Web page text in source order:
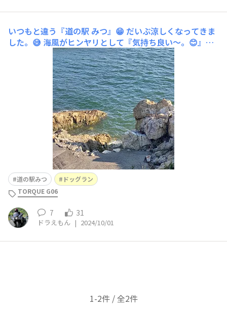
いつもと違う『道の駅 みつ』😁 だいぶ涼しくなってきま
した。😅 海風がヒンヤリとして『気持ち良い〜。😊』
で〜す。ドッグランが併設されてます。😊チョット狭いの
ですね。😅大型犬だと柵を飛び越えて海にダイブしてし
まうかな。😅
道の駅みつ
ドッグラン
TORQUE G06
7 31
ドラえもん | 2024/10/01
1-2件 / 全2件